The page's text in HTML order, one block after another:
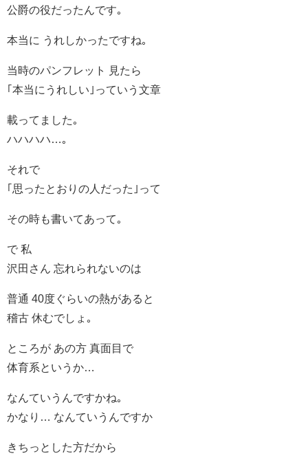
公爵の役だったんです｡
本当に うれしかったですね｡
当時のパンフレット 見たら
｢本当にうれしい｣っていう文章
載ってました｡
ハハハハ…｡
それで
｢思ったとおりの人だった｣って
その時も書いてあって｡
で 私
沢田さん 忘れられないのは
普通 40度ぐらいの熱があると
稽古 休むでしょ｡
ところが あの方 真面目で
体育系というか…
なんていうんですかね｡
かなり… なんていうんですか
きちっとした方だから